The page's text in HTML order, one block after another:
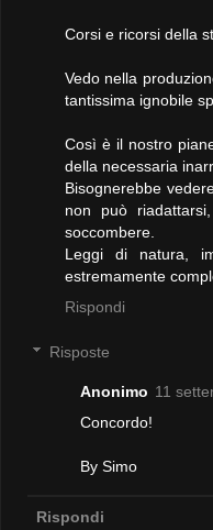
Corsi e ricorsi della
Vedo nella
tantissima ignobile
Così è il nostro
della necessaria
Bisognerebbe
non può
soccombere.
Leggi di natura,
estremamente
Rispondi
Risposte
Anonimo 11
Concordo!
By Simo
Rispondi